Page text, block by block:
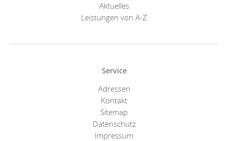
Aktuelles
Leistungen von A-Z
Service
Adressen
Kontakt
Sitemap
Datenschutz
Impressum